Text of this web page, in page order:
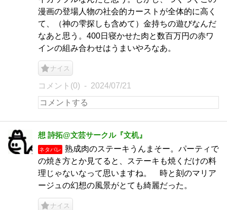
漫画の登場人物の社会的カーストが全体的に高く
て、（神の雫探しも含めて）金持ちの遊びなんだ
なあと思う。400日寝かせた肉と数百万円の赤ワ
インの組み合わせはうまいやろなあ。
ナイス
コメント(0) 2024/07/21
想 詩拓@文芸サークル『文机』
ネタバレ
熟成肉のステーキうんまそー。パーティで
の焼き方とか見てると、ステーキも焼くだけの料
理じゃないなって思いますね。 時と刻のマリア
ージュの幻想の風景がとても綺麗だった。
ナイス